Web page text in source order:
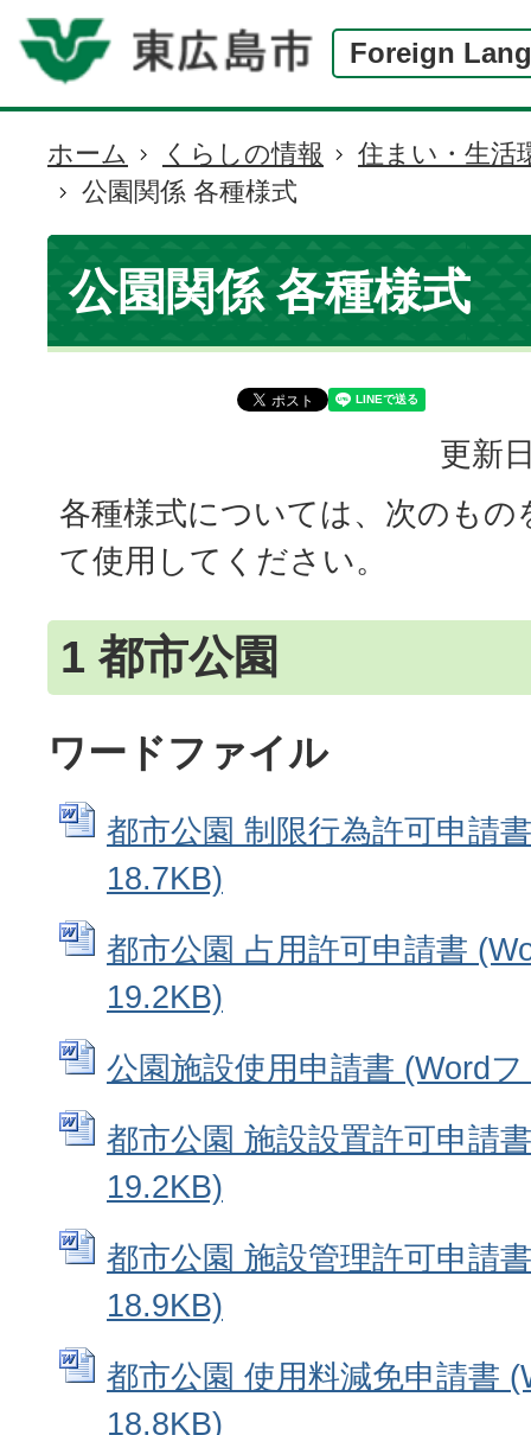
Foreign
現
在
の
置
ホーム くらしの情報
住まい・生活
公園関係 各種様式
公園関係 各種様式
更新
各種様式については、次のも
て使用してください。
1 都市公園
ワードファイル
都市公園 制限行為許可申請
18.7KB)
都市公園 占用許可申請書
19.2KB)
公園施設使用申請書 (Word
都市公園 施設設置許可申請
19.2KB)
都市公園 施設管理許可申請
18.9KB)
都市公園 使用料減免申請書
18.8KB)